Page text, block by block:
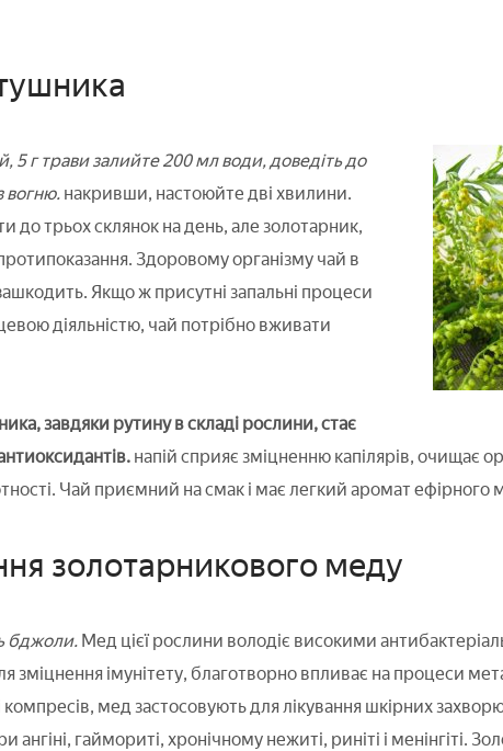
5 г трави залийте 200 мл води, доведіть до
вогню. накривши, настоюйте дві хвилини.
до трьох склянок на день, але золотарник,
Здоровому організму чай в
Якщо ж присутні запальні процеси
діяльністю, чай потрібно вживати
завдяки рутину в складі рослини, стає
напій сприяє зміцненню капілярів, очищає
Чай приємний на смак і має легкий аромат ефірного
золотарникового меду
бджоли.Мед цієї рослини володіє високими
зміцнення імунітету, благотворно впливає на процеси
компресів, мед застосовують для лікування шкірних
ангіні, гаймориті, хронічному нежиті, риніті і менінгіті.